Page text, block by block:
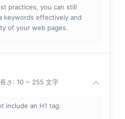
practices, you can still
keywords effectively and
of your web pages.
さ: 10 ~ 255 文字
include an H1 tag.